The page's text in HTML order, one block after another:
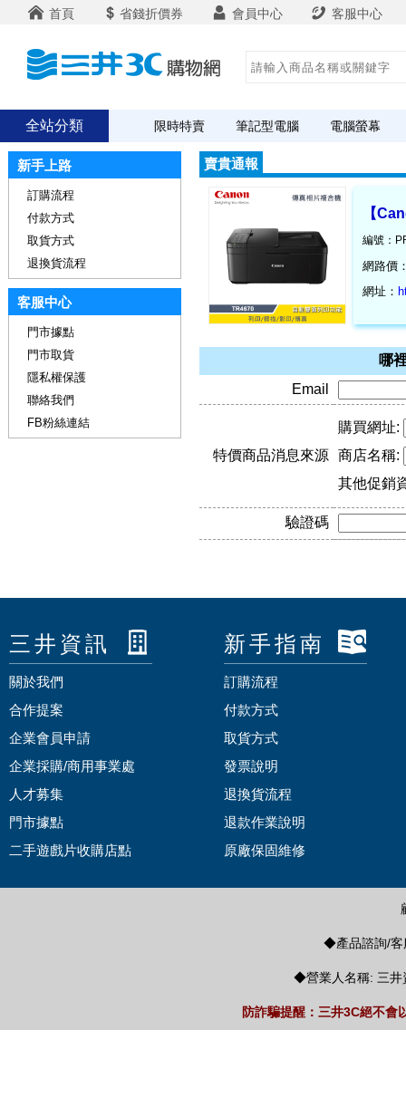
首頁 省錢折價券 會員中心 客服中心
全站分類 限時特賣 筆記型電腦 電腦螢幕
賣貴通報
【
編號：
網路價
網址：
哪
Email
特價商品消息來源
購買網址:
商店名稱:
其他促銷
驗證碼
新手上路
訂購流程
付款方式
取貨方式
退換貨流程
客服中心
門市據點
門市取貨
隱私權保護
聯絡我們
FB粉絲連結
三井資訊
關於我們
合作提案
企業會員申請
企業採購/商用事業處
人才募集
門市據點
二手遊戲片收購店點
新手指南
訂購流程
付款方式
取貨方式
發票說明
退換貨流程
退款作業說明
原廠保固維修
◆產品諮詢/客
◆營業人名稱: 三井
防詐騙提醒：三井3C絕不會